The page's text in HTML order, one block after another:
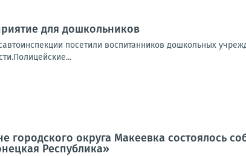
для дошкольников
посетили воспитанников дошкольных
городского округа Макеевка состоялось
Республика»